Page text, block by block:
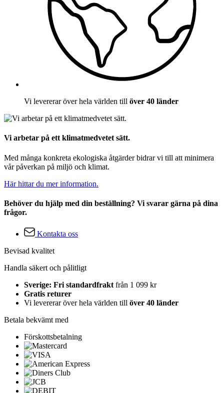
Vi levererar över hela världen till över 40 länder
Vi arbetar på ett klimatmedvetet sätt.
Med många konkreta ekologiska åtgärder bidrar vi till att minimera
vår påverkan på miljö och klimat.
Här hittar du mer information.
Behöver du hjälp med din beställning? Vi svarar gärna på dina
frågor.
Kontakta oss
Bevisad kvalitet
Handla säkert och pålitligt
Sverige: Fri standardfrakt från 1 099 kr
Gratis returer
Vi levererar över hela världen till över 40 länder
Betala bekvämt med
Förskottsbetalning